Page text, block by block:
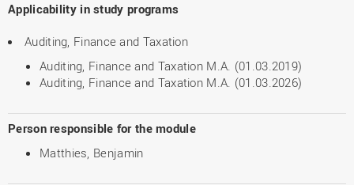
Applicability in study programs
Auditing, Finance and Taxation
Auditing, Finance and Taxation M.A. (01.03.2019)
Auditing, Finance and Taxation M.A. (01.03.2026)
Person responsible for the module
Matthies, Benjamin